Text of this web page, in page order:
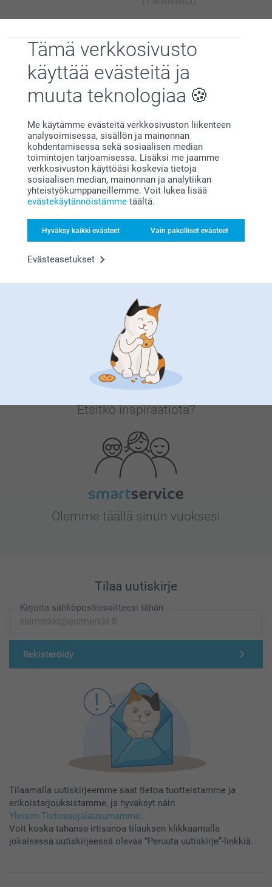
Tämä verkkosivusto
käyttää evästeitä ja
muuta teknologiaa
Me käytämme evästeitä verkkosivuston liikenteen
analysoimisessa, sisällön ja mainonnan
kohdentamisessa sekä sosiaalisen median
toimintojen tarjoamisessa. Lisäksi me jaamme
verkkosivuston käyttöäsi koskevia tietoja
sosiaalisen median, mainonnan ja analytiikan
yhteistyökumppaneillemme. Voit lukea lisää
evästekäytännöistämme täältä.
Hyväksy kaikki evästeet Vain pakolliset evästeet
Evästeasetukset
Miksismartphoto
Tyytyväisyystakuu
Bonusta kaikista tilauksista
Etsitkö inspiraatiota?
Olemme täällä sinun vuoksesi
Tilaa uutiskirje
Kirjoita sähköpostiosoitteesi tähän
Rekisteröidy
Tilaamalla uutiskirjeemme saat tietoa tuotteistamme ja
erikoistarjouksistamme, ja hyväksyt näin
Yleisen Tietosuojalausumamme.
Voit koska tahansa irtisanoa tilauksen klikkaamalla
jokaisessa uutiskirjeessä olevaa “Peruuta uutiskirje”-linkkiä.